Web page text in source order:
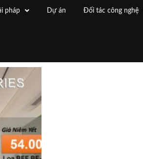
pháp Dự án Đối tác công nghệ